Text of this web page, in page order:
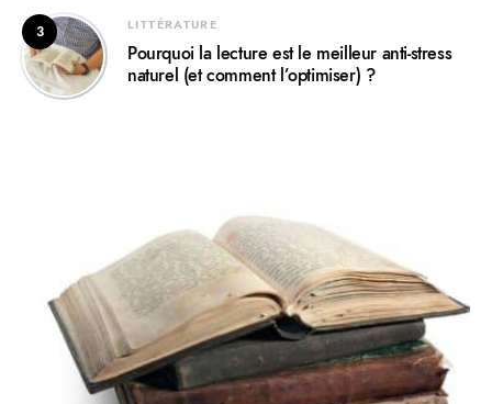
3 LITTÉRATURE
Pourquoi la lecture est le meilleur anti-stress
naturel (et comment l’optimiser) ?